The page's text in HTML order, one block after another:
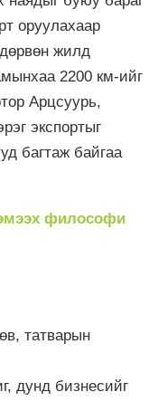
оруулахаар
жилд
2200 км-ийг
Арцсуурь,
экспортыг
багтаж байгаа
философи
татварын
дунд бизнесийг